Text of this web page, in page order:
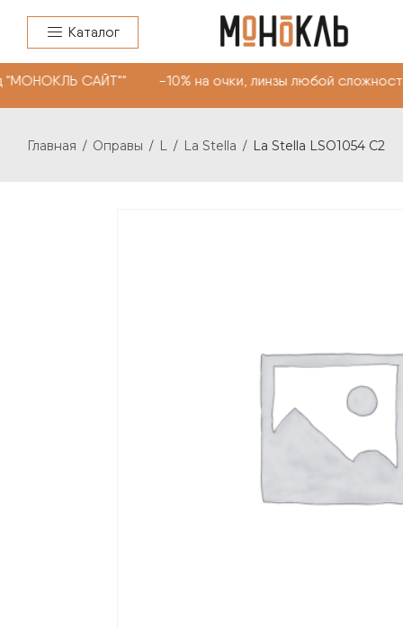
Каталог
САЙТ"" -10% на очки, линзы любой
Главная / Оправы / L / La Stella / La Stella LSO1054 C2